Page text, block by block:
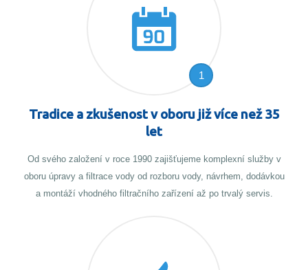
1
Tradice a zkušenost v oboru již více než 35
let
Od svého založení v roce 1990 zajišťujeme komplexní služby v
oboru úpravy a filtrace vody od rozboru vody, návrhem, dodávkou
a montáží vhodného filtračního zařízení až po trvalý servis.